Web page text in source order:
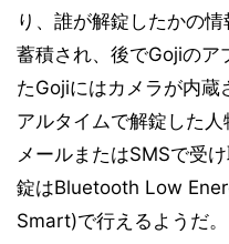
り、誰が解錠したかの
蓄積され、後でGojiのア
たGojiにはカメラが内蔵
アルタイムで解錠した
メールまたはSMSで受
錠はBluetooth Low
Smart)で行えるようだ。